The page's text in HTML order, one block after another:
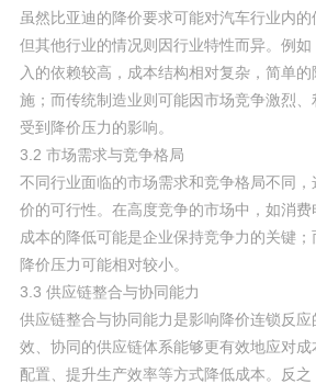
虽然比亚迪的降价要求可能对汽车行业内的
但其他行业的情况则因行业特性而异。例
入的依赖较高，成本结构相对复杂，简单
施；而传统制造业则可能因市场竞争激烈
受到降价压力的影响。
3.2 市场需求与竞争格局
不同行业面临的市场需求和竞争格局不同
价的可行性。在高度竞争的市场中，如消
成本的降低可能是企业保持竞争力的关键；
降价压力可能相对较小。
3.3 供应链整合与协同能力
供应链整合与协同能力是影响降价连锁反
效、协同的供应链体系能够更有效地应对
配置、提升生产效率等方式降低成本。反之